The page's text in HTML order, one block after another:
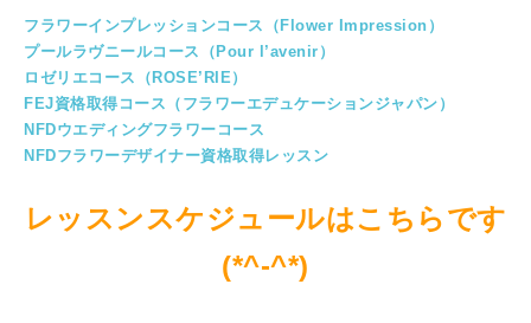
フラワーインプレッションコース（Flower Impression）
プールラヴニールコース（Pour l’avenir）
ロゼリエコース（ROSE’RIE）
FEJ資格取得コース（フラワーエデュケーションジャパン）
NFDウエディングフラワーコース
NFDフラワーデザイナー資格取得レッスン
レッスンスケジュールはこちらです
(*^-^*)